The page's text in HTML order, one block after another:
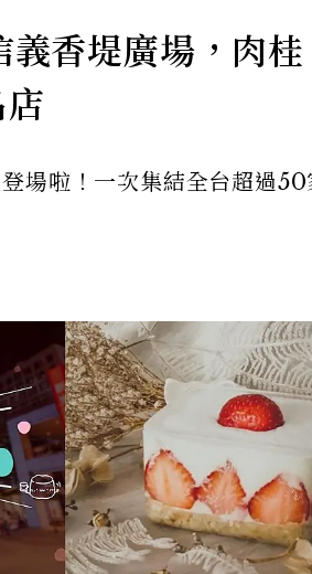
香堤廣場，肉桂
場啦！一次集結全台超過50